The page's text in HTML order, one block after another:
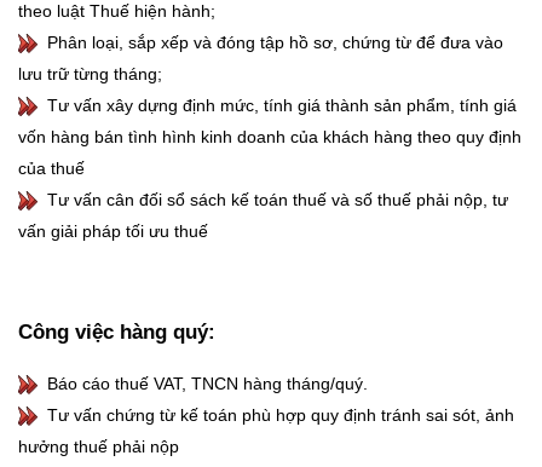
theo luật Thuế hiện hành;
Phân loại, sắp xếp và đóng tập hồ sơ, chứng từ để đưa vào
lưu trữ từng tháng;
Tư vấn xây dựng định mức, tính giá thành sản phẩm, tính giá
vốn hàng bán tình hình kinh doanh của khách hàng theo quy định
của thuế
Tư vấn cân đối sổ sách kế toán thuế và số thuế phải nộp, tư
vấn giải pháp tối ưu thuế
Công việc hàng quý:
Báo cáo thuế VAT, TNCN hàng tháng/quý.
Tư vấn chứng từ kế toán phù hợp quy định tránh sai sót, ảnh
hưởng thuế phải nộp